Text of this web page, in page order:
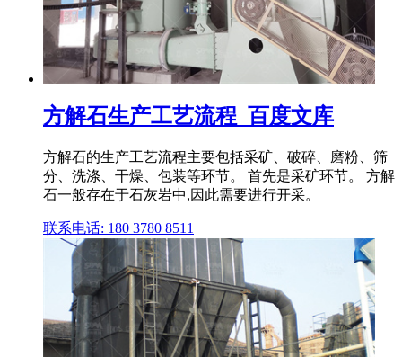
方解石生产工艺流程_百度文库
方解石的生产工艺流程主要包括采矿、破碎、磨粉、筛
分、洗涤、干燥、包装等环节。 首先是采矿环节。 方解
石一般存在于石灰岩中,因此需要进行开采。
联系电话: 180 3780 8511